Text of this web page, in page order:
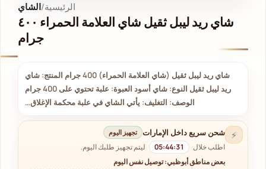
الرئيسية الشاي
شاي ريد ليبل ثقيل شاي العلامة الحمراء ٤٠٠
جرام
شاي ريد ليبل ثقيل (شاي العلامة الحمراء) 400 جرام المنتج: شاي
ريد ليبل ثقيل النوع: شاي أسود العبوة: علبة تحتوي على 400 جرام
الوصف: التغليف: يأتي الشاي في علبة محكمة الإغلاق…
⚡ شحن سريع داخل الإمارات تجهيز اليوم
اطلب خلال 05:44:30
ليتم تجهيز طلبك اليوم.
بعض مناطق أبوظبي: توصيل نفس اليوم